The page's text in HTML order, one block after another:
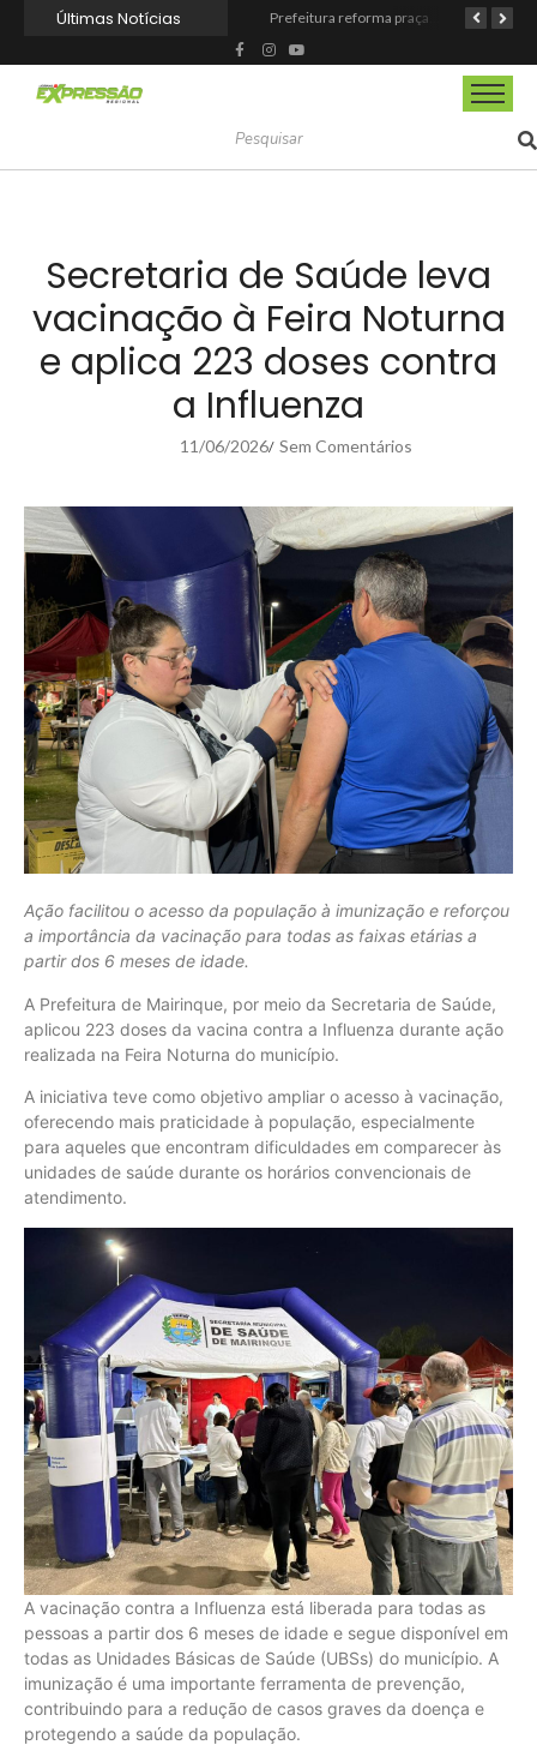
Últimas Notícias Prefeitura inaugura Espaço Motoboy na Aldeia da Serra e amplia rede de apoio à categoria
Secretaria de Saúde leva
vacinação à Feira Noturna
e aplica 223 doses contra
a Influenza
11/06/2026/ Sem Comentários
Ação facilitou o acesso da população à imunização e reforçou
a importância da vacinação para todas as faixas etárias a
partir dos 6 meses de idade.
A Prefeitura de Mairinque, por meio da Secretaria de Saúde,
aplicou 223 doses da vacina contra a Influenza durante ação
realizada na Feira Noturna do município.
A iniciativa teve como objetivo ampliar o acesso à vacinação,
oferecendo mais praticidade à população, especialmente
para aqueles que encontram dificuldades em comparecer às
unidades de saúde durante os horários convencionais de
atendimento.
A vacinação contra a Influenza está liberada para todas as
pessoas a partir dos 6 meses de idade e segue disponível em
todas as Unidades Básicas de Saúde (UBSs) do município. A
imunização é uma importante ferramenta de prevenção,
contribuindo para a redução de casos graves da doença e
protegendo a saúde da população.